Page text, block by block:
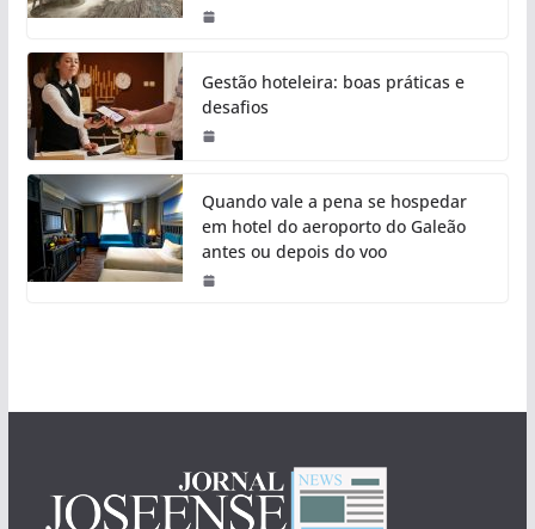
Gestão hoteleira: boas práticas e
desafios
Quando vale a pena se hospedar
em hotel do aeroporto do Galeão
antes ou depois do voo